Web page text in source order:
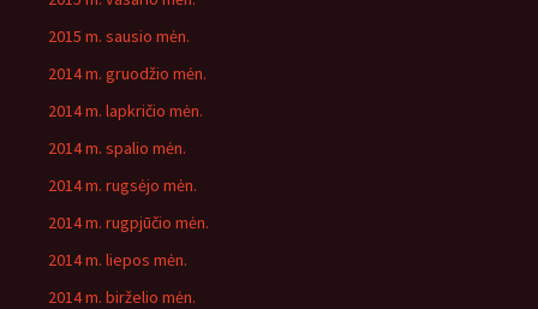
2015 m. sausio mėn.
2014 m. gruodžio mėn.
2014 m. lapkričio mėn.
2014 m. spalio mėn.
2014 m. rugsėjo mėn.
2014 m. rugpjūčio mėn.
2014 m. liepos mėn.
2014 m. birželio mėn.